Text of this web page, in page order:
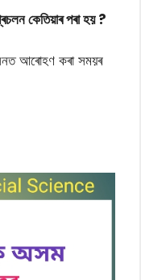
কেতিয়াৰ পৰা হয় ?
আৰোহণ কৰা সময়ৰ